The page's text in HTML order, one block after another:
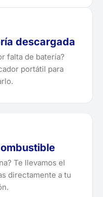
descargada
falta de batería?
portátil para
Te llevamos el
directamente a tu